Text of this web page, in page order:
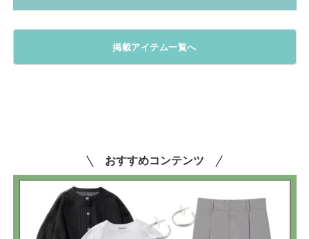
掲載アイテム一覧へ
おすすめコンテンツ